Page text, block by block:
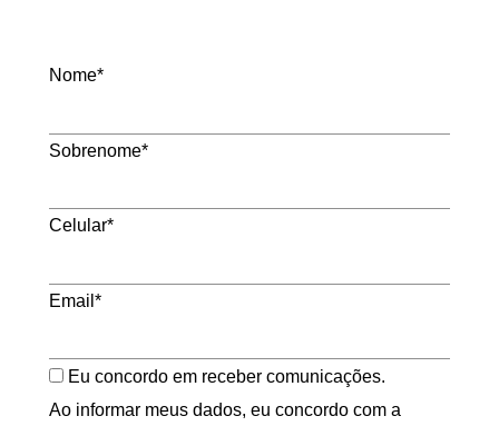
Nome*
Sobrenome*
Celular*
Email*
Eu concordo em receber comunicações.
Ao informar meus dados, eu concordo com a